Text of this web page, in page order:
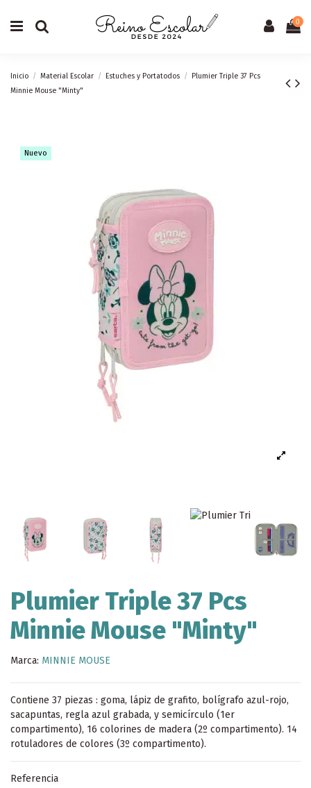
0
Inicio Material Escolar Estuches y Portatodos
Plumier Triple 37 Pcs
Minnie Mouse "Minty"
Nuevo
Plumier Triple 37 Pcs
Minnie Mouse "Minty"
Marca: MINNIE MOUSE
Contiene 37 piezas : goma, lápiz de grafito, bolígrafo azul-rojo,
sacapuntas, regla azul grabada, y semicírculo (1er
compartimento), 16 colorines de madera (2º compartimento). 14
rotuladores de colores (3º compartimento).
Referencia